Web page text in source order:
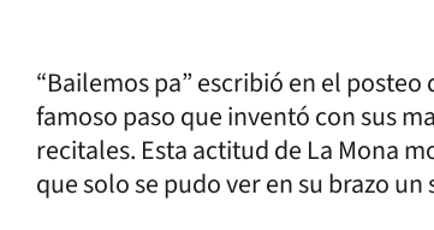
“Bailemos pa” escribió en el
famoso paso que inventó con sus
recitales. Esta actitud de La Mona
que solo se pudo ver en su brazo un